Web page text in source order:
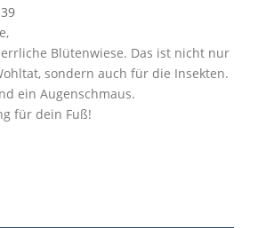
Blütenwiese. Das ist nicht nur
sondern auch für die Insekten.
ein Augenschmaus.
für dein Fuß!